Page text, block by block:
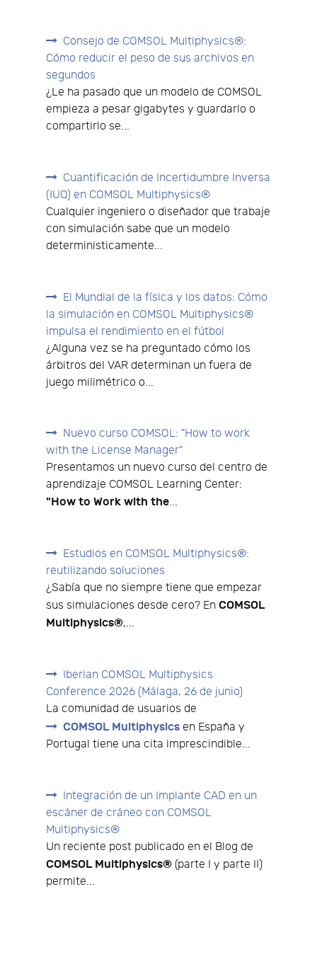
Consejo de COMSOL Multiphysics®:
Cómo reducir el peso de sus archivos en
segundos
¿Le ha pasado que un modelo de COMSOL
empieza a pesar gigabytes y guardarlo o
compartirlo se...
Cuantificación de Incertidumbre Inversa
(IUQ) en COMSOL Multiphysics®
Cualquier ingeniero o diseñador que trabaje
con simulación sabe que un modelo
deterministicamente...
El Mundial de la física y los datos: Cómo
la simulación en COMSOL Multiphysics®
impulsa el rendimiento en el fútbol
¿Alguna vez se ha preguntado cómo los
árbitros del VAR determinan un fuera de
juego milimétrico o...
Nuevo curso COMSOL: "How to work
with the License Manager"
Presentamos un nuevo curso del centro de
aprendizaje COMSOL Learning Center:
"How to Work with the...
Estudios en COMSOL Multiphysics®:
reutilizando soluciones
¿Sabía que no siempre tiene que empezar
sus simulaciones desde cero? En COMSOL
Multiphysics®,...
Iberian COMSOL Multiphysics
Conference 2026 (Málaga, 26 de junio)
La comunidad de usuarios de
COMSOL Multiphysics en España y
Portugal tiene una cita imprescindible...
Integración de un Implante CAD en un
escáner de cráneo con COMSOL
Multiphysics®
Un reciente post publicado en el Blog de
COMSOL Multiphysics® (parte I y parte II)
permite...